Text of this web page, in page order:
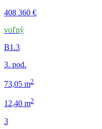
408 360 €
voľný
B1.3
3. pod.
73,05 m2
12,40 m2
3